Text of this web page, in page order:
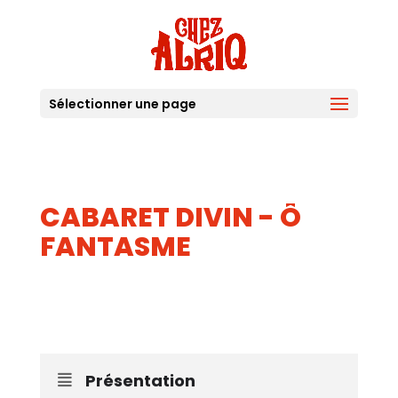
Sélectionner une page
CABARET DIVIN - Ô
FANTASME
Présentation